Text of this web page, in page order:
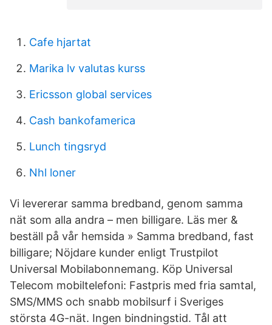
Cafe hjartat
Marika lv valutas kurss
Ericsson global services
Cash bankofamerica
Lunch tingsryd
Nhl loner
Vi levererar samma bredband, genom samma
nät som alla andra – men billigare. Läs mer &
beställ på vår hemsida » Samma bredband, fast
billigare; Nöjdare kunder enligt Trustpilot
Universal Mobilabonnemang. Köp Universal
Telecom mobiltelefoni: Fastpris med fria samtal,
SMS/MMS och snabb mobilsurf i Sveriges
största 4G-nät. Ingen bindningstid. Tål att